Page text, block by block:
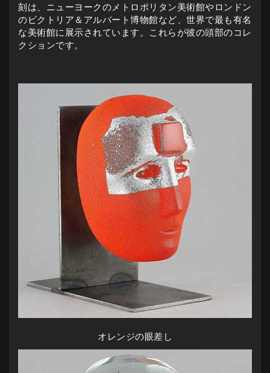
刻は、ニューヨークのメトロポリタン美術館やロンドン
のビクトリア＆アルバート博物館など、世界で最も有名
な美術館に展示されています。これらが彼の頭部のコレ
クションです。
オレンジの眼差し